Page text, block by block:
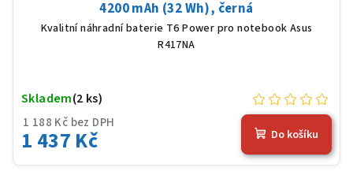
4200 mAh (32 Wh), černá
Kvalitní náhradní baterie T6 Power pro notebook Asus
R417NA
1 188 Kč bez DPH
1 437 Kč
Skladem(2 ks)
Do košíku